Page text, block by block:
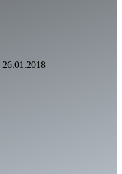
26.01.2018